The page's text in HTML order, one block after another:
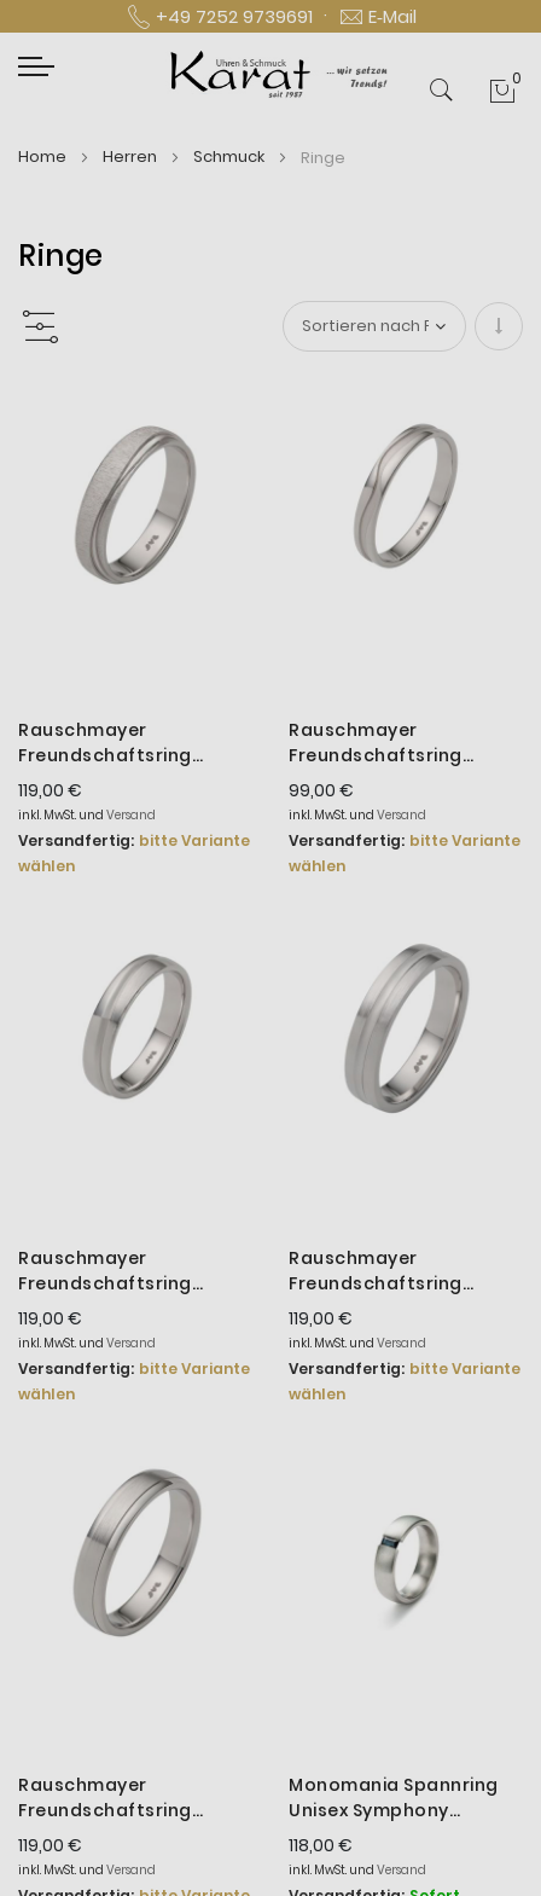
+49 7252 9739691 · E‑Mail
0
Home Herren Schmuck Ringe
Ringe
In
Rauschmayer
Freundschaftsring
Herren Love Birds Silber
14-00044
119,00 €
inkl. MwSt. und Versand
Versandfertig: bitte Variante
wählen
Rauschmayer
Freundschaftsring
Herren Silber Rhodiniert
14-00014
99,00 €
inkl. MwSt. und Versand
Versandfertig: bitte Variante
wählen
Rauschmayer
Freundschaftsring
Herren Silber Rhodiniert
14-00040
119,00 €
inkl. MwSt. und Versand
Versandfertig: bitte Variante
wählen
Rauschmayer
Freundschaftsring
Herren Love Birds Silber
14-00020
119,00 €
inkl. MwSt. und Versand
Versandfertig: bitte Variante
wählen
Rauschmayer
Freundschaftsring
Herren Love Birds Silber
14-00043
119,00 €
inkl. MwSt. und Versand
Monomania Spannring
Unisex Symphony
Blausaphir Edelstahl
21263 Gr. 56
118,00 €
inkl. MwSt. und Versand